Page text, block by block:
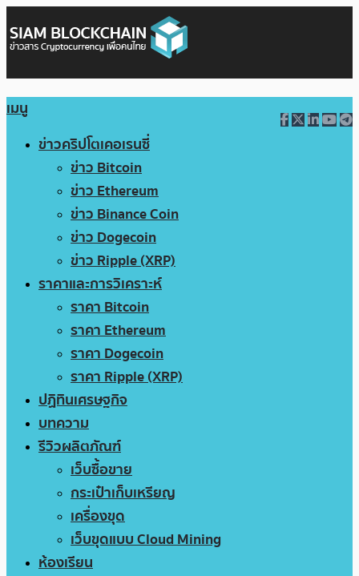
เมนู
ข่าวคริปโตเคอเรนซี่
ข่าว Bitcoin
ข่าว Ethereum
ข่าว Binance Coin
ข่าว Dogecoin
ข่าว Ripple (XRP)
ราคาและการวิเคราะห์
ราคา Bitcoin
ราคา Ethereum
ราคา Dogecoin
ราคา Ripple (XRP)
ปฏิทินเศรษฐกิจ
บทความ
รีวิวผลิตภัณฑ์
เว็บซื้อขาย
กระเป๋าเก็บเหรียญ
เครื่องขุด
เว็บขุดแบบ Cloud Mining
ห้องเรียน